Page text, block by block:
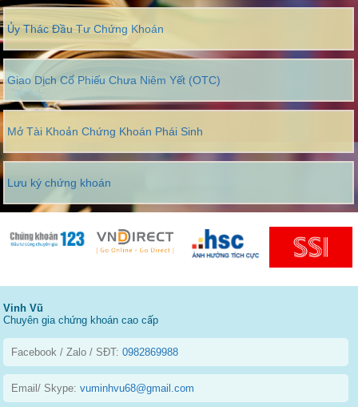
Ủy Thác Đầu Tư Chứng Khoán
Giao Dịch Cổ Phiếu Chưa Niêm Yết (OTC)
Mở Tài Khoản Chứng Khoán Phái Sinh
Lưu ký chứng khoán
Vinh Vũ
Chuyên gia chứng khoán cao cấp
Facebook / Zalo / SĐT:0982869988
Email/ Skype:vuminhvu68@gmail.com